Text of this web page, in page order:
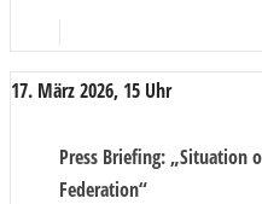
17. März 2026, 15 Uhr
Press Briefing: „Situation
Federation“